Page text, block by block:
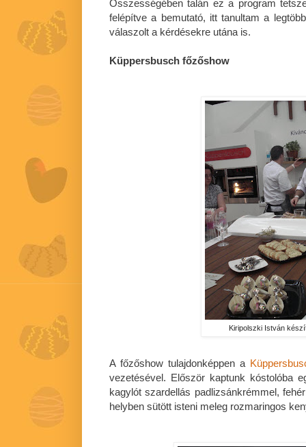
Összességében talán ez a program
felépítve a bemutató, itt tanultam a
válaszolt a kérdésekre utána is.
Küppersbusch főzőshow
Kiripolszki István
A főzőshow tulajdonképpen a
vezetésével. Először kaptunk kóstolóba
kagylót szardellás padlizsánkrémmel,
helyben sütött isteni meleg rozmaringos